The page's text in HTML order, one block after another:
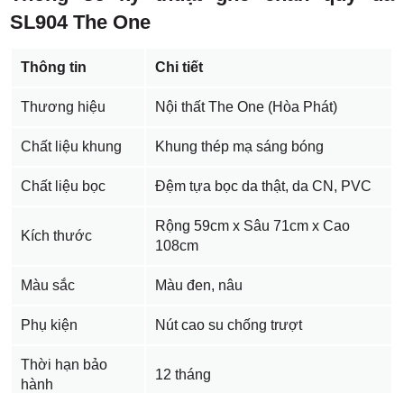
SL904 The One
Thông tin Chi tiết
Thương hiệu Nội thất The One (Hòa Phát)
Chất liệu khung Khung thép mạ sáng bóng
Chất liệu bọc Đệm tựa bọc da thật, da CN, PVC
Kích thước
Rộng 59cm x Sâu 71cm x Cao
108cm
Màu sắc Màu đen, nâu
Phụ kiện Nút cao su chống trượt
Thời hạn bảo
hành
12 tháng